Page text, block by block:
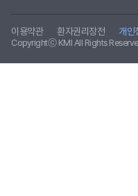
이용약관 환자권리장전 개인
Copyrightⓒ KMI All Rights